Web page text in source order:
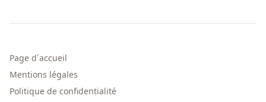
Page d´accueil
Mentions légales
Politique de confidentialité